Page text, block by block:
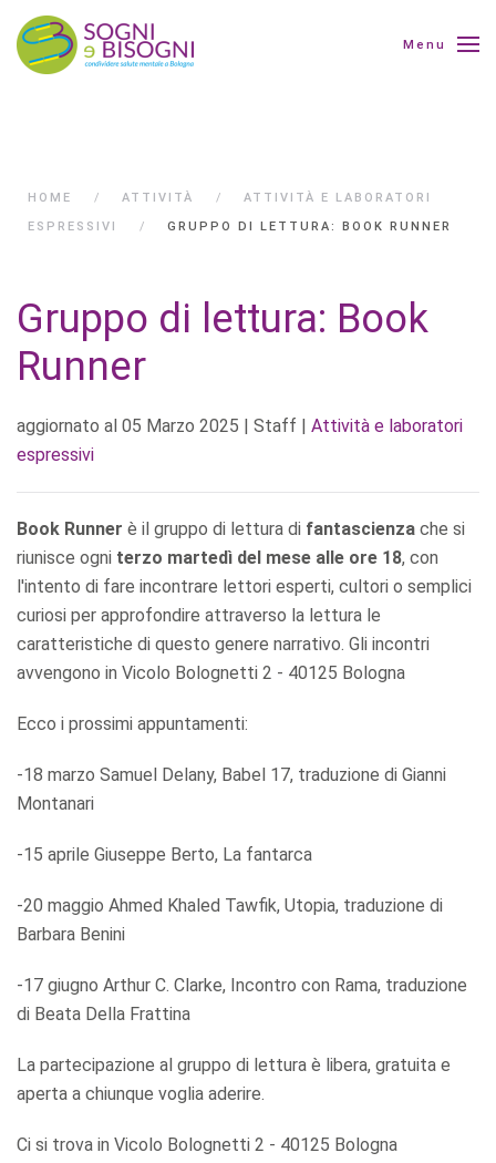
Menu
HOME ATTIVITÀ
ATTIVITÀ E LABORATORI
ESPRESSIVI
GRUPPO DI LETTURA: BOOK RUNNER
Gruppo di lettura: Book
Runner
aggiornato al 05 Marzo 2025 | Staff | Attività e laboratori
espressivi
Book Runner è il gruppo di lettura di fantascienza che si
riunisce ogni terzo martedì del mese alle ore 18, con
l'intento di fare incontrare lettori esperti, cultori o semplici
curiosi per approfondire attraverso la lettura le
caratteristiche di questo genere narrativo. Gli incontri
avvengono in Vicolo Bolognetti 2 - 40125 Bologna
Ecco i prossimi appuntamenti:
-18 marzo Samuel Delany, Babel 17, traduzione di Gianni
Montanari
-15 aprile Giuseppe Berto, La fantarca
-20 maggio Ahmed Khaled Tawfik, Utopia, traduzione di
Barbara Benini
-17 giugno Arthur C. Clarke, Incontro con Rama, traduzione
di Beata Della Frattina
La partecipazione al gruppo di lettura è libera, gratuita e
aperta a chiunque voglia aderire.
Ci si trova in Vicolo Bolognetti 2 - 40125 Bologna